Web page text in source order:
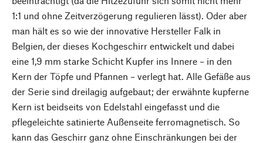
1:1 und ohne Zeitverzögerung regulieren lässt). Oder aber
man hält es so wie der innovative Hersteller Falk in
Belgien, der dieses Kochgeschirr entwickelt und dabei
eine 1,9 mm starke Schicht Kupfer ins Innere – in den
Kern der Töpfe und Pfannen – verlegt hat. Alle Gefäße aus
der Serie sind dreilagig aufgebaut; der erwähnte kupferne
Kern ist beidseits von Edelstahl eingefasst und die
pflegeleichte satinierte Außenseite ferromagnetisch. So
kann das Geschirr ganz ohne Einschränkungen bei der